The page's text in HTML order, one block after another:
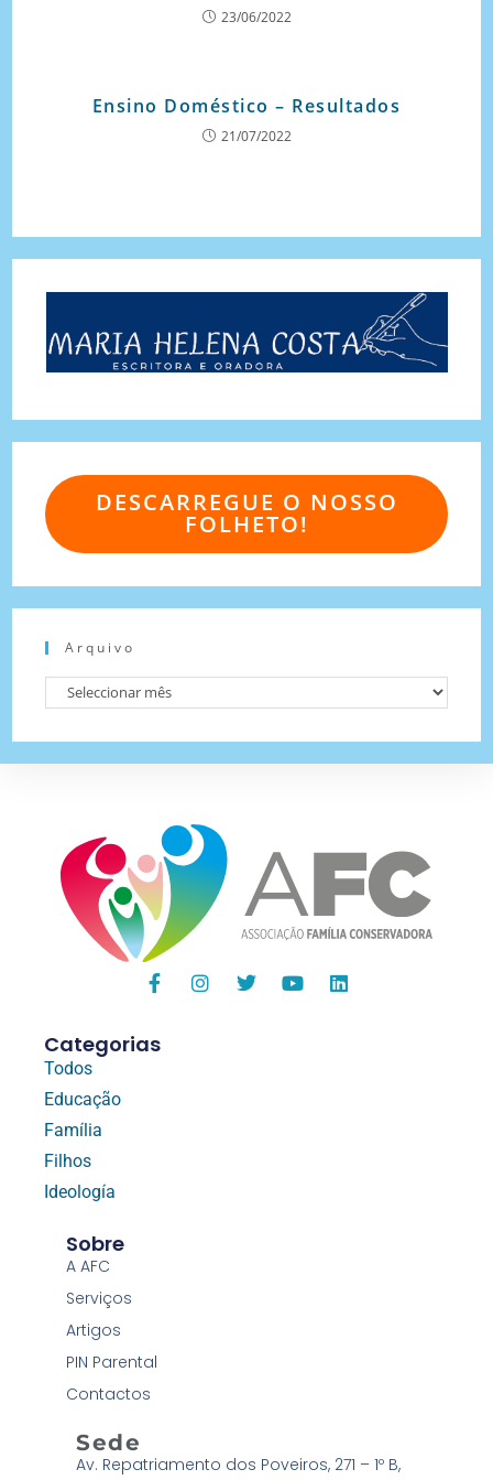
23/06/2022
Ensino Doméstico – Resultados
21/07/2022
DESCARREGUE O NOSSO
FOLHETO!
Arquivo
Categorias
Todos
Educação
Família
Filhos
Ideología
Sobre
A AFC
Serviços
Artigos
PIN Parental
Contactos
Sede
Av. Repatriamento dos Poveiros, 271 – 1º B,